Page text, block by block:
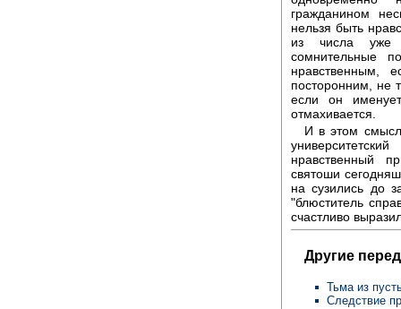
гражданином
нельзя быть
из числа уже
сомнительные
нравственным,
посторонним, не
если он
отмахивается.
И в этом
нравственный
святоши
на сузились до
"блюститель
счастливо
Другие
Тьма из
Следствие